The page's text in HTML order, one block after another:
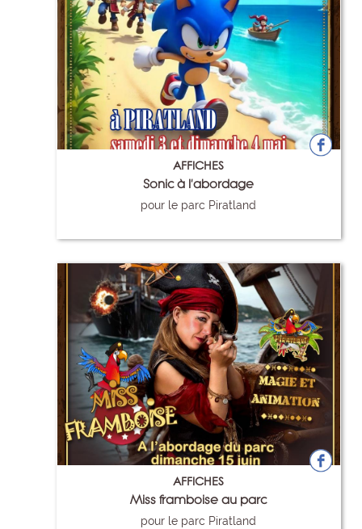
AFFICHES
Sonic à l'abordage
pour le parc Piratland
AFFICHES
Miss framboise au parc
pour le parc Piratland